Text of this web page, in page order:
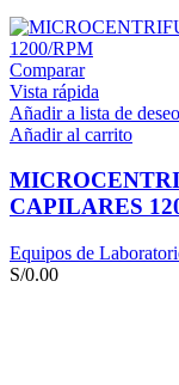
Comparar
Vista rápida
Añadir a lista de
Añadir al carrito
CAPILARES
Equipos de
S/0.00